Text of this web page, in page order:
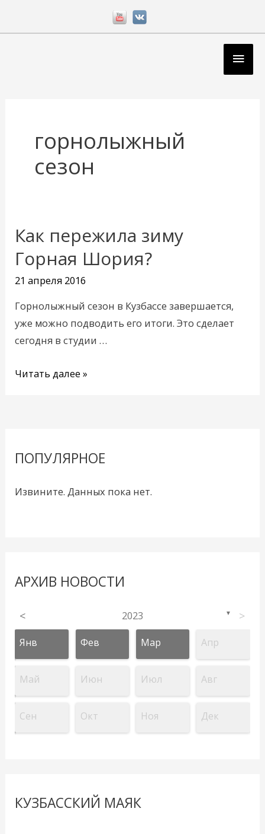
горнолыжный
сезон
Как пережила зиму
Горная Шория?
21 апреля 2016
Горнолыжный сезон в Кузбассе завершается,
уже можно подводить его итоги. Это сделает
сегодня в студии …
Как
зиму
Горная
Шория?
Читать далее »
ПОПУЛЯРНОЕ
Извините. Данных пока нет.
АРХИВ НОВОСТИ
< 2023 ▼ >
Янв Фев Мар Апр
Май Июн Июл Авг
Сен Окт Ноя Дек
КУЗБАССКИЙ МАЯК